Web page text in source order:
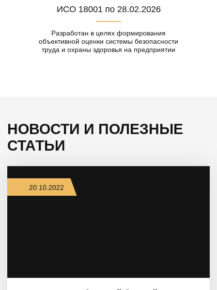
ИСО 18001 по 28.02.2026
Разработан в целях формирования
объективной оценки системы безопасности
труда и охраны здоровья на предприятии
НОВОСТИ И ПОЛЕЗНЫЕ
СТАТЬИ
20.10.2022